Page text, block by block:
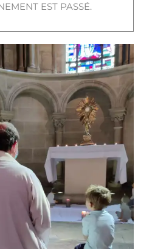
EST PASSÉ.